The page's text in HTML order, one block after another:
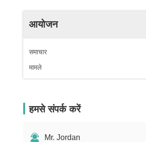
आयोजन
समाचार
मामले
हमसे संपर्क करें
Mr. Jordan